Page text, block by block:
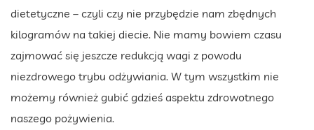
dietetyczne – czyli czy nie przybędzie nam zbędnych
kilogramów na takiej diecie. Nie mamy bowiem czasu
zajmować się jeszcze redukcją wagi z powodu
niezdrowego trybu odżywiania. W tym wszystkim nie
możemy również gubić gdzieś aspektu zdrowotnego
naszego pożywienia.